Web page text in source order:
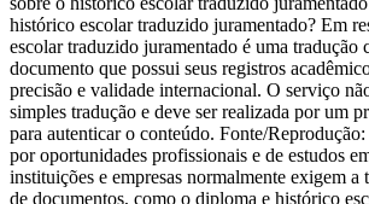
histórico escolar traduzido juramentado? Em
escolar traduzido juramentado é uma tradução
documento que possui seus registros
precisão e validade internacional. O serviço
simples tradução e deve ser realizada por um
para autenticar o conteúdo. Fonte/
por oportunidades profissionais e de estudos
instituições e empresas normalmente exigem a
de documentos, como o diploma e histórico